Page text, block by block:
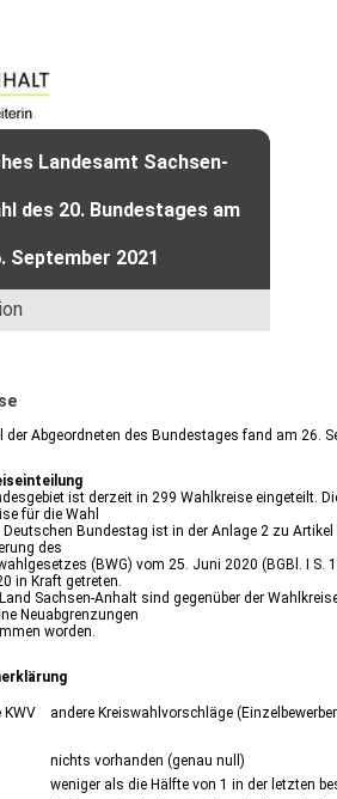
Landesamt Sachsen-
des 20. Bundestages am
September 2021
der Abgeordneten des Bundestages fand am 26.
ist derzeit in 299 Wahlkreise eingeteilt.
für die Wahl
Deutschen Bundestag ist in der Anlage 2 zu
des
(BWG) vom 25. Juni 2020 (BGBl. I S.
in Kraft getreten.
Sachsen-Anhalt sind gegenüber der
Neuabgrenzungen
worden.
KWV andere Kreiswahlvorschläge
nichts vorhanden (genau null)
weniger als die Hälfte von 1 in der letzten